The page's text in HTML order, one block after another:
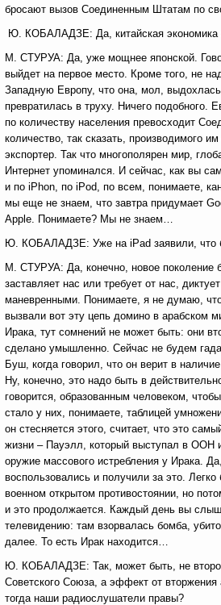
бросают вызов Соединенным Штатам по
Ю. КОБАЛАДЗЕ: Да, китайская экономика
М. СТУРУА: Да, уже мощнее японской.
выйдет на первое место. Кроме того, не
Западную Европу, что она, мол,
превратилась в труху. Ничего подобного.
по количеству населения превосходит
количество, так сказать, производимого
экспортер. Так что многополярен мир,
Интернет упоминался. И сейчас, как вы
и по iPhon, по iPod, по всем, понимаете,
мы еще не знаем, что завтра придумает
Apple. Понимаете? Мы не знаем…
Ю. КОБАЛАДЗЕ: Уже на iPad заявили, что
М. СТУРУА: Да, конечно, новое поколение
заставляет нас или требует от нас,
маневренными. Понимаете, я не думаю,
вызвали вот эту цепь домино в арабском
Ирака, тут сомнений не может быть: они
сделано умышленно. Сейчас не будем
Буш, когда говорил, что он верит в
Ну, конечно, это надо быть в
говорится, образованным человеком,
стало у них, понимаете, таблицей
он стесняется этого, считает, что это
жизни – Пауэлл, который выступал в ООН
оружие массового истребления у Ирака.
воспользовались и получили за это.
военном открытом противостоянии, но
и это продолжается. Каждый день вы
телевидению: там взорвалась бомба,
далее. То есть Ирак находится…
Ю. КОБАЛАДЗЕ: Так, может быть, не
Советского Союза, а эффект от вторжения
тогда наши радиослушатели правы?